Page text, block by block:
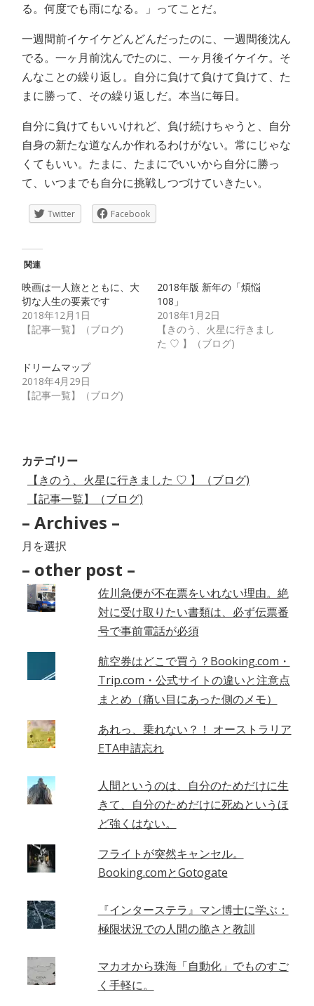
る。何度でも雨になる。」ってことだ。
一週間前イケイケどんどんだったのに、一週間後沈ん
でる。一ヶ月前沈んでたのに、一ヶ月後イケイケ。そ
んなことの繰り返し。自分に負けて負けて負けて、た
まに勝って、その繰り返しだ。本当に毎日。
自分に負けてもいいけれど、負け続けちゃうと、自分
自身の新たな道なんか作れるわけがない。常にじゃな
くてもいい。たまに、たまにでいいから自分に勝っ
て、いつまでも自分に挑戦しつづけていきたい。
Twitter Facebook
関連
映画は一人旅とともに、大
切な人生の要素です
2018年12月1日
【記事一覧】（ブログ)
2018年版 新年の「煩悩
108」
2018年1月2日
【きのう、火星に行きまし
た ♡ 】（ブログ)
ドリームマップ
2018年4月29日
【記事一覧】（ブログ)
カテゴリー
【きのう、火星に行きました ♡ 】（ブログ)
【記事一覧】（ブログ)
– Archives –
–
Archives
– other post –
佐川急便が不在票をいれない理由。絶
対に受け取りたい書類は、必ず伝票番
号で事前電話が必須
航空券はどこで買う？Booking.com・
Trip.com・公式サイトの違いと注意点
まとめ（痛い目にあった側のメモ）
あれっ、乗れない？！ オーストラリア
ETA申請忘れ
人間というのは、自分のためだけに生
きて、自分のためだけに死ぬというほ
ど強くはない。
フライトが突然キャンセル。
Booking.comとGotogate
『インターステラ』マン博士に学ぶ：
極限状況での人間の脆さと教訓
マカオから珠海「自動化」でものすご
く手軽に。